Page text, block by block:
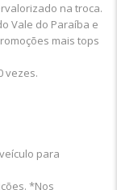
na troca.
Vale do Paraíba e
mais tops
vezes.
para
*Nos